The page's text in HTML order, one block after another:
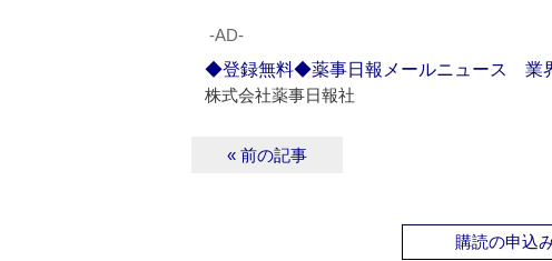
‐AD‐
◆登録無料◆薬事日報メールニュース 業
株式会社薬事日報社
« 前の記事
購読の申込